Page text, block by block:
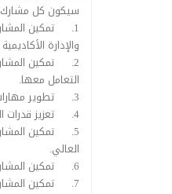
سيكون كل مشارك
1.
تمكين
والإدارة
2.
تمكين
التعامل معها.
3.
تطوير
4.
تعزيز
5.
تمكين
العالي.
6.
تمكين
7.
تمكين